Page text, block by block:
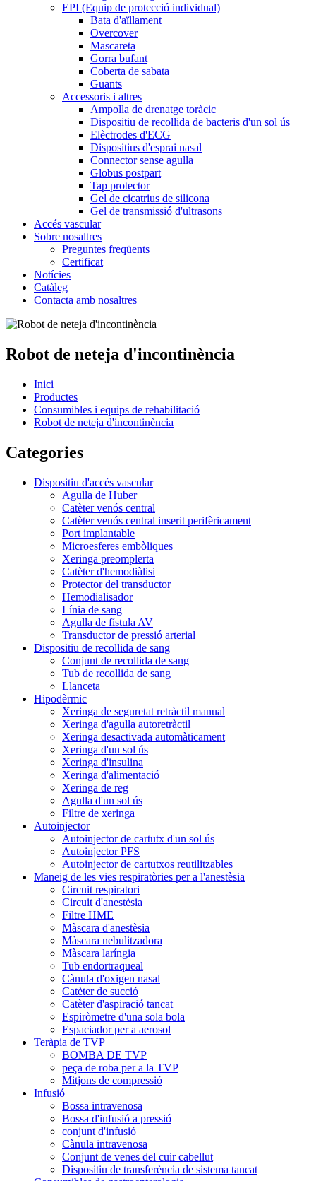
EPI (Equip de protecció individual)
Bata d'aïllament
Overcover
Mascareta
Gorra bufant
Coberta de sabata
Guants
Accessoris i altres
Ampolla de drenatge toràcic
Dispositiu de recollida de bacteris d'un sol ús
Elèctrodes d'ECG
Dispositius d'esprai nasal
Connector sense agulla
Globus postpart
Tap protector
Gel de cicatrius de silicona
Gel de transmissió d'ultrasons
Accés vascular
Sobre nosaltres
Preguntes freqüents
Certificat
Notícies
Catàleg
Contacta amb nosaltres
Robot de neteja d'incontinència
Inici
Productes
Consumibles i equips de rehabilitació
Robot de neteja d'incontinència
Categories
Dispositiu d'accés vascular
Agulla de Huber
Catèter venós central
Catèter venós central inserit perifèricament
Port implantable
Microesferes embòliques
Xeringa preomplerta
Catèter d'hemodiàlisi
Protector del transductor
Hemodialisador
Línia de sang
Agulla de fístula AV
Transductor de pressió arterial
Dispositiu de recollida de sang
Conjunt de recollida de sang
Tub de recollida de sang
Llanceta
Hipodèrmic
Xeringa de seguretat retràctil manual
Xeringa d'agulla autoretràctil
Xeringa desactivada automàticament
Xeringa d'un sol ús
Xeringa d'insulina
Xeringa d'alimentació
Xeringa de reg
Agulla d'un sol ús
Filtre de xeringa
Autoinjector
Autoinjector de cartutx d'un sol ús
Autoinjector PFS
Autoinjector de cartutxos reutilitzables
Maneig de les vies respiratòries per a l'anestèsia
Circuit respiratori
Circuit d'anestèsia
Filtre HME
Màscara d'anestèsia
Màscara nebulitzadora
Màscara laríngia
Tub endortraqueal
Cànula d'oxigen nasal
Catèter de succió
Catèter d'aspiració tancat
Espiròmetre d'una sola bola
Espaciador per a aerosol
Teràpia de TVP
BOMBA DE TVP
peça de roba per a la TVP
Mitjons de compressió
Infusió
Bossa intravenosa
Bossa d'infusió a pressió
conjunt d'infusió
Cànula intravenosa
Conjunt de venes del cuir cabellut
Dispositiu de transferència de sistema tancat